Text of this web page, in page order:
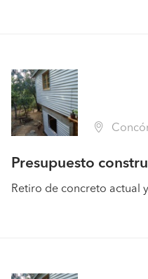
Concón
Presupuesto
Retiro de concreto actual